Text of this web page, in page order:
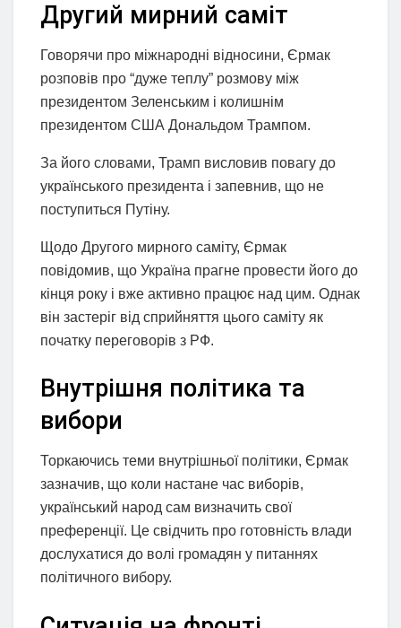
Другий мирний саміт
Говорячи про міжнародні відносини, Єрмак
розповів про “дуже теплу” розмову між
президентом Зеленським і колишнім
президентом США Дональдом Трампом.
За його словами, Трамп висловив повагу до
українського президента і запевнив, що не
поступиться Путіну.
Щодо Другого мирного саміту, Єрмак
повідомив, що Україна прагне провести його до
кінця року і вже активно працює над цим. Однак
він застеріг від сприйняття цього саміту як
початку переговорів з РФ.
Внутрішня політика та
вибори
Торкаючись теми внутрішньої політики, Єрмак
зазначив, що коли настане час виборів,
український народ сам визначить свої
преференції. Це свідчить про готовність влади
дослухатися до волі громадян у питаннях
політичного вибору.